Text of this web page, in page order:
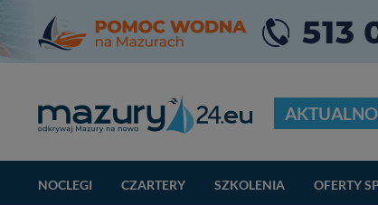
NOCLEGI CZARTERY SZKOLENIA OFERTY